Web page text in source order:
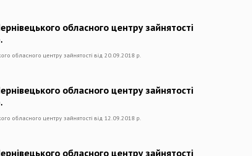
обласного центру зайнятості
обласного центру зайнятості від 20.09.2018 р.
обласного центру зайнятості
обласного центру зайнятості від 12.09.2018 р.
обласного центру зайнятості